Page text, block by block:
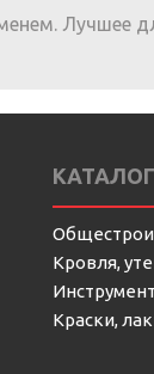
Лучшее
КАТАЛОГ
Кровля,
Краски,